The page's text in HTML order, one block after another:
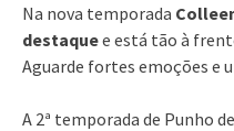
Na nova temporada
destaquee está tão à
Aguarde fortes emoções e
A 2ª temporada de Punho